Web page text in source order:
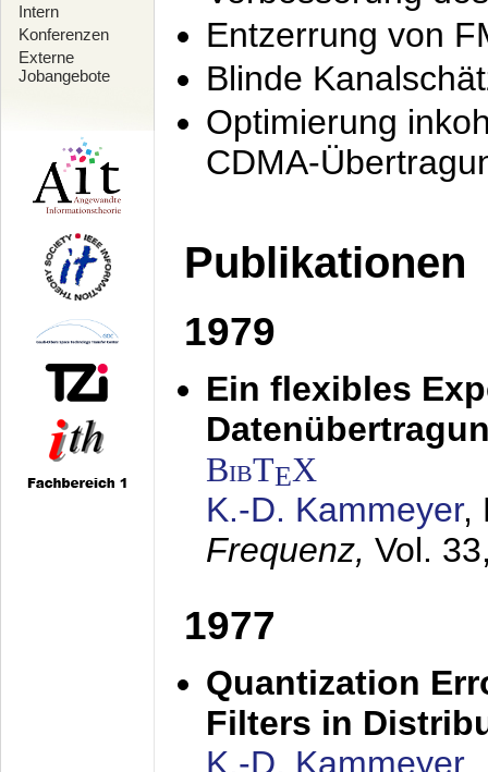
Intern
Konferenzen
Externe
Jobangebote
Entzerrung von
Blinde
Optimierung
CDMA-
Publikationen
1979
Ein flexibles
BibTEX
K.-D. Kammeyer,
Frequenz, Vol.
1977
Quantization
Filters in
K.-D. Kammeyer